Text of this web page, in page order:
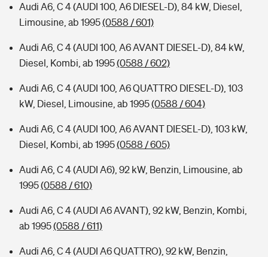
Audi A6, C 4 (AUDI 100, A6 DIESEL-D), 84 kW, Diesel,
Limousine, ab 1995(0588 / 601)
Audi A6, C 4 (AUDI 100, A6 AVANT DIESEL-D), 84 kW,
Diesel, Kombi, ab 1995(0588 / 602)
Audi A6, C 4 (AUDI 100, A6 QUATTRO DIESEL-D), 103
kW, Diesel, Limousine, ab 1995(0588 / 604)
Audi A6, C 4 (AUDI 100, A6 AVANT DIESEL-D), 103 kW,
Diesel, Kombi, ab 1995(0588 / 605)
Audi A6, C 4 (AUDI A6), 92 kW, Benzin, Limousine, ab
1995(0588 / 610)
Audi A6, C 4 (AUDI A6 AVANT), 92 kW, Benzin, Kombi,
ab 1995(0588 / 611)
Audi A6, C 4 (AUDI A6 QUATTRO), 92 kW, Benzin,